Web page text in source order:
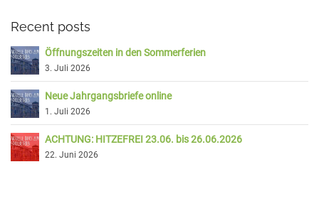
Recent posts
Öffnungszeiten in den Sommerferien
3. Juli 2026
Neue Jahrgangsbriefe online
1. Juli 2026
ACHTUNG: HITZEFREI 23.06. bis 26.06.2026
22. Juni 2026